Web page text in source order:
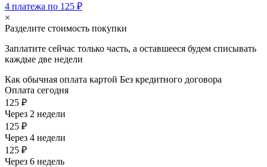
4 платежа по 125 ₽
×
Разделите стоимость покупки
Заплатите сейчас только часть, а оставшееся будем списывать
каждые две недели
Как обычная оплата картой Без кредитного договора
Оплата сегодня
125 ₽
Через 2 недели
125 ₽
Через 4 недели
125 ₽
Через 6 недель